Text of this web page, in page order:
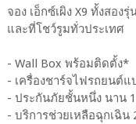
จอง เอ็กซ์เผิง X9 ทั้งสอ
และที่โชว์รูมทั่วประเทศ
- Wall Box พร้อมติดตั้ง*
- เครื่องชาร์จไฟรถยนต์
- ประกันภัยชั้นหนึ่ง นาน
- บริการช่วยเหลือฉุกเฉิน